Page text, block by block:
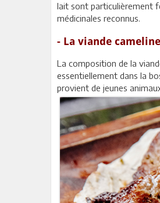
lait sont particulièrement
médicinales reconnus.
- La viande cameline
La composition de la
essentiellement dans la
provient de jeunes